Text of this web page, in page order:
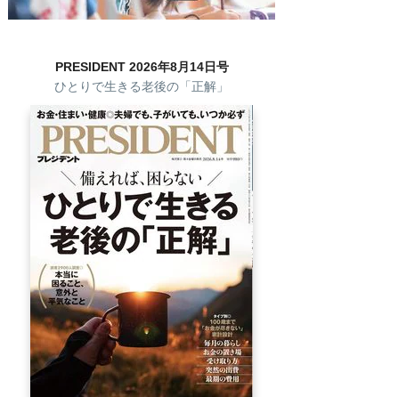
PRESIDENT 2026年8月14日号
ひとりで生きる老後の「正解」